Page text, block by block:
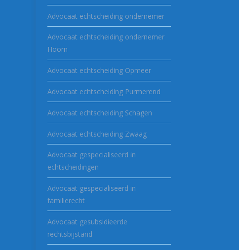
Advocaat echtscheiding ondernemer
Advocaat echtscheiding ondernemer
Hoorn
Advocaat echtscheiding Opmeer
Advocaat echtscheiding Purmerend
Advocaat echtscheiding Schagen
Advocaat echtscheiding Zwaag
Advocaat gespecialiseerd in
echtscheidingen
Advocaat gespecialiseerd in
familierecht
Advocaat gesubsidieerde
rechtsbijstand